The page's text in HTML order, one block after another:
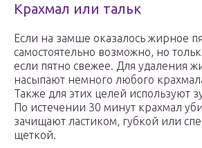
Крахмал или тальк
Если на замше оказалось жирное
самостоятельно возможно, но
если пятно свежее. Для удаления
насыпают немного любого
Также для этих целей используют
По истечении 30 минут крахмал
зачищают ластиком, губкой или
щеткой.